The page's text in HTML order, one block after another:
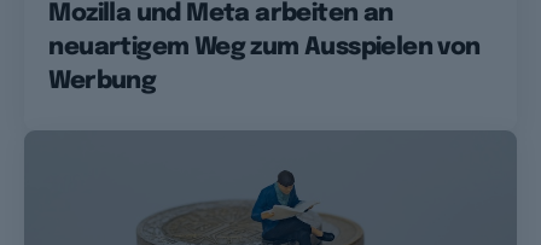
Mozilla und Meta arbeiten an
neuartigem Weg zum Ausspielen von
Werbung